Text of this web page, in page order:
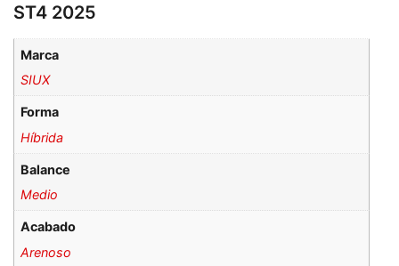
ST4 2025
Marca
SIUX
Forma
Híbrida
Balance
Medio
Acabado
Arenoso